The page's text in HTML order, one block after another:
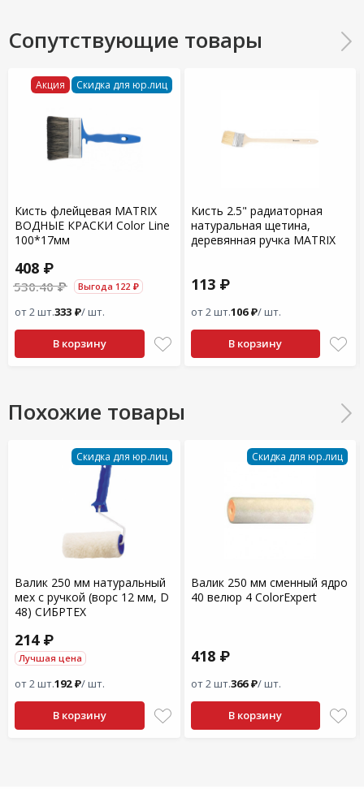
Сопутствующие товары
Акция Скидка для юр.лиц
Кисть флейцевая MATRIX
ВОДНЫЕ КРАСКИ Color Line
100*17мм
408 ₽
530.40 ₽ Выгода 122 ₽
от 2 шт.333 ₽/ шт.
В корзину
Кисть 2.5" радиаторная
натуральная щетина,
деревянная ручка MATRIX
113 ₽
от 2 шт.106 ₽/ шт.
В корзину
Похожие товары
Скидка для юр.лиц
Валик 250 мм натуральный
мех с ручкой (ворс 12 мм, D
48) СИБРТЕХ
214 ₽
Лучшая цена
от 2 шт.192 ₽/ шт.
В корзину
Скидка для юр.лиц
Валик 250 мм сменный ядро
40 велюр 4 ColorExpert
418 ₽
от 2 шт.366 ₽/ шт.
В корзину